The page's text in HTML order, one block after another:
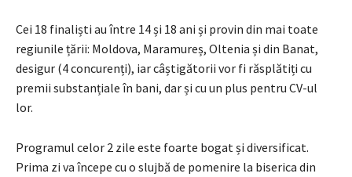
Cei 18 finaliști au între 14 și 18 ani și provin din mai toate
regiunile țării: Moldova, Maramureș, Oltenia și din Banat,
desigur (4 concurenți), iar câștigătorii vor fi răsplătiți cu
premii substanțiale în bani, dar și cu un plus pentru CV-ul
lor.
Programul celor 2 zile este foarte bogat și diversificat.
Prima zi va începe cu o slujbă de pomenire la biserica din